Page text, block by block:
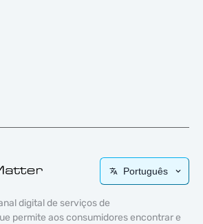
Português
digital de serviços de
permite aos consumidores encontrar e